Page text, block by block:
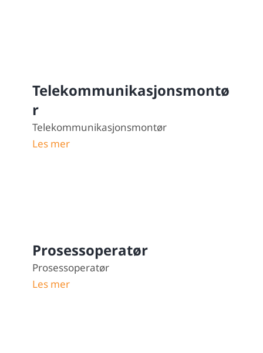
Telekommunikasjonsmontø
r
Telekommunikasjonsmontør
Les mer
Prosessoperatør
Prosessoperatør
Les mer